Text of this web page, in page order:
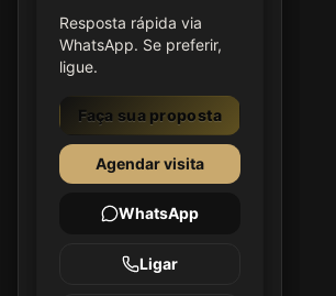
Resposta rápida via
WhatsApp. Se preferir,
ligue.
Faça sua proposta
Agendar visita
WhatsApp
Ligar